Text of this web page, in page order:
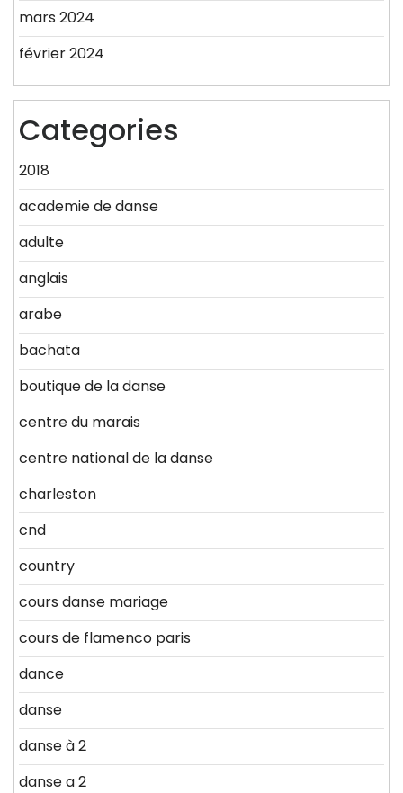
mars 2024
février 2024
Categories
2018
academie de danse
adulte
anglais
arabe
bachata
boutique de la danse
centre du marais
centre national de la danse
charleston
cnd
country
cours danse mariage
cours de flamenco paris
dance
danse
danse à 2
danse a 2